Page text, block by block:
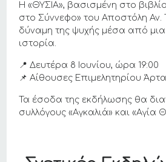
Η «ΘΥΣΙΑ», βασισμένη στο
στο Σύννεφο» του Αποστόλη Αν.
δύναμη της ψυχής μέσα από
ιστορία.
📍 Δευτέρα 8 Ιουνίου, ώρα 19:00
📌 Αίθουσες Επιμελητηρίου
Τα έσοδα της εκδήλωσης θα
συλλόγους «Αγκαλιά» και «Αγία